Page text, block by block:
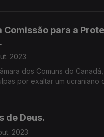
Comissão para a
2023
dos Comuns do Canadá,
por exaltar um ucraniano
de Deus.
2023